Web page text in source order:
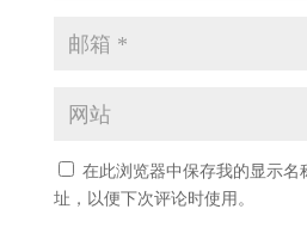
在此浏览器中保存我的显示名
址，以便下次评论时使用。